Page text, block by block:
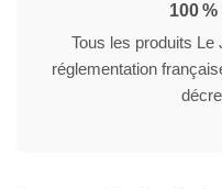
100
Tous les produits
réglementation